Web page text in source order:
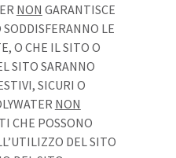
NON GARANTISCE
LE
O CHE IL SITO O
SITO SARANNO
SICURI O
NON
CHE POSSONO
DEL SITO